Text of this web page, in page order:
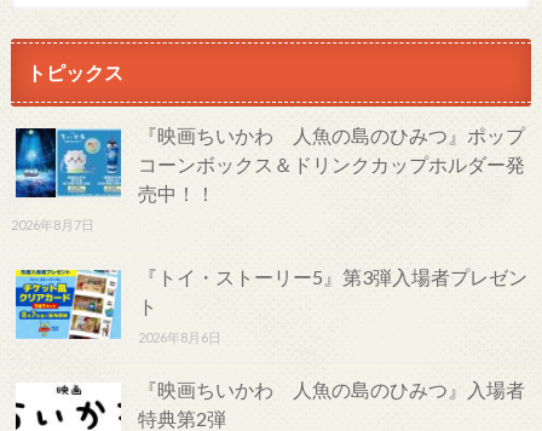
トピックス
『映画ちいかわ 人魚の島のひみつ』ポップ
コーンボックス＆ドリンクカップホルダー発
売中！！
2026年8月7日
『トイ・ストーリー5』第3弾入場者プレゼン
ト
2026年8月6日
『映画ちいかわ 人魚の島のひみつ』入場者
特典第2弾